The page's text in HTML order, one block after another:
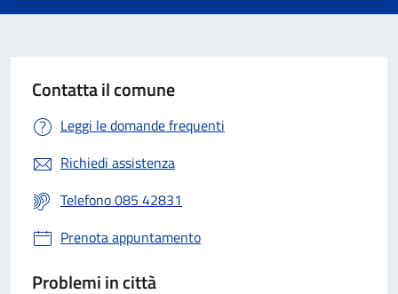
Contatta il comune
Leggi le domande frequenti
Richiedi assistenza
Telefono 085 42831
Prenota appuntamento
Problemi in città